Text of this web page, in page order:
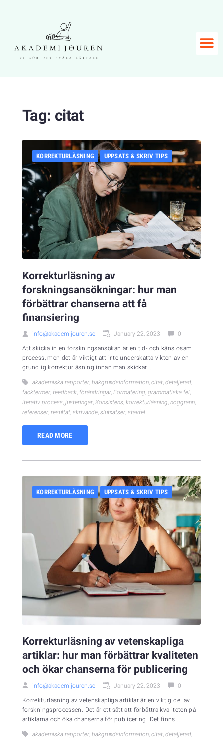
Tag: citat
KORREKTURLÄSNING UPPSATS & SKRIV TIPS
Korrekturläsning av
forskningsansökningar: hur man
förbättrar chanserna att få
finansiering
info@akademijouren.se January 22, 2023 0
Att skicka in en forskningsansökan är en tid- och känslosam
process, men det är viktigt att inte underskatta vikten av en
grundlig korrekturläsning innan man skickar...
akademiska rapporter, bakgrundsinformation, citat, detaljerad,
facktermer, feedback, förändringar, Formatering, grammatiska fel,
iterativ process, justeringar, Konsistens, korrekturläsning, noggrann,
referenser, resultat, skrivande, slutsatser, stavfel
READ MORE
KORREKTURLÄSNING UPPSATS & SKRIV TIPS
Korrekturläsning av vetenskapliga
artiklar: hur man förbättrar kvaliteten
och ökar chanserna för publicering
info@akademijouren.se January 22, 2023 0
Korrekturläsning av vetenskapliga artiklar är en viktig del av
forskningsprocessen. Det är ett sätt att förbättra kvaliteten på
artiklarna och öka chanserna för publicering. Det finns...
akademiska rapporter bakgrundsinformation citat detaljerad